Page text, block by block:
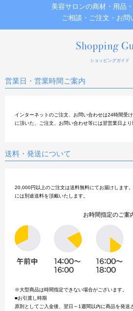
美容サロンの商材・用品
ご相談・ご注文・お問
ショッピングガイド
営業日・営業時間ご案内
インターネットのご注文、お問い合わせは24時間受
に頂いた、ご注文、お問い合わせ等には翌営業日より
送料・発送について
20,000円以上のご注文は送料無料にてお届けします
には別途送料を頂戴いたします。
お時間指定のご案
※大型商品は時間指定できない場合がございます。
■お引渡し時期
原則としてご入金後、翌日～1週間以内に商品を発送